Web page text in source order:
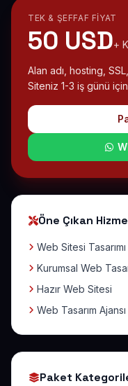
TEK & ŞEFFAF FIYAT
50 USD+
Alan adı, hosting,
Siteniz 1-3 iş günü
Öne Çıkan
Web Sitesi Tasarımı
Kurumsal Web
Hazır Web Sitesi
Web Tasarım Ajansı
Paket